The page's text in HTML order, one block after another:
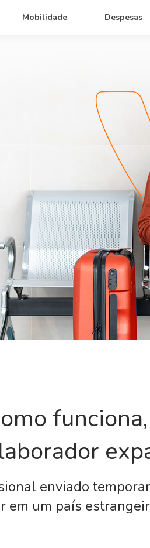
Mobilidade Despesas
enviado
em um país